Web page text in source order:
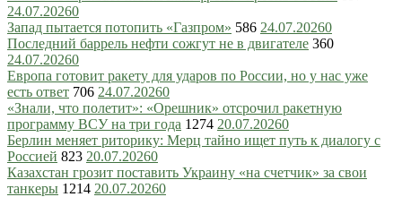
24.07.20260
Запад пытается потопить «Газпром» 586 24.07.20260
Последний баррель нефти сожгут не в двигателе 360
24.07.20260
Европа готовит ракету для ударов по России, но у нас уже
есть ответ 706 24.07.20260
«Знали, что полетит»: «Орешник» отсрочил ракетную
программу ВСУ на три года 1274 20.07.20260
Берлин меняет риторику: Мерц тайно ищет путь к диалогу с
Россией 823 20.07.20260
Казахстан грозит поставить Украину «на счетчик» за свои
танкеры 1214 20.07.20260